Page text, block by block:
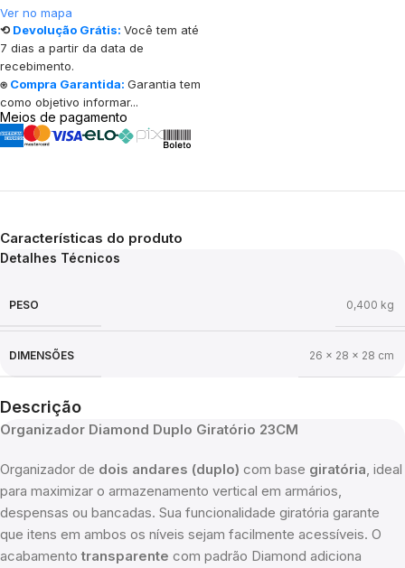
Ver no mapa
⟲ Devolução Grátis: Você tem até
7 dias a partir da data de
recebimento.
⍟ Compra Garantida: Garantia tem
como objetivo informar...
Meios de pagamento
Características do produto
Detalhes Técnicos
PESO 0,400 kg
DIMENSÕES 26 × 28 × 28 cm
Descrição
Organizador Diamond Duplo Giratório 23CM
Organizador de dois andares (duplo) com base giratória, ideal
para maximizar o armazenamento vertical em armários,
despensas ou bancadas. Sua funcionalidade giratória garante
que itens em ambos os níveis sejam facilmente acessíveis. O
acabamento transparente com padrão Diamond adiciona